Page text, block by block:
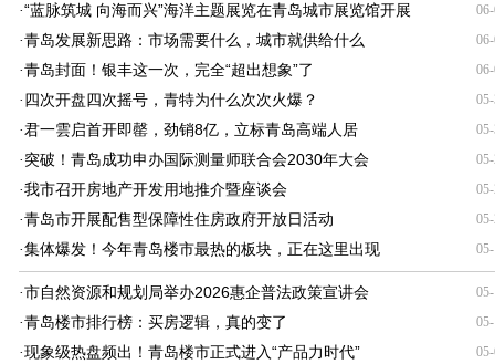
·“蓝脉筑城 向海而兴”海洋主题展览在青岛城市展览馆开展
·青岛发展新思路：市场需要什么，城市就供给什么
·青岛封面！银丰这一次，完全“超出想象”了
· 四次开盘四次摇号，青特为什么次次火爆？
·君一雲启首开即罄，劲销8亿，立标青岛高端人居
· 突破！青岛成功申办国际测量师联合会2030年大会
·我市召开房地产开发用地推介暨座谈会
·青岛市开展配售型保障性住房政府开放日活动
·集体爆发！今年青岛楼市最热的板块，正在这里出现
·市自然资源和规划局举办2026惠企普法政策宣讲会
·青岛楼市排行榜：买房逻辑，真的变了
·现象级热盘频出！青岛楼市正式进入“产品力时代”